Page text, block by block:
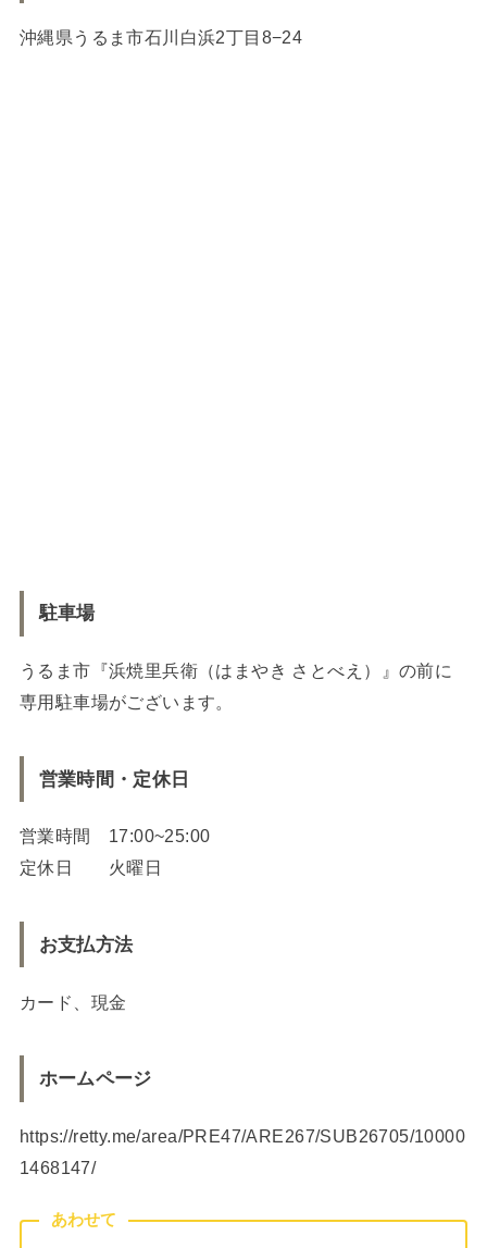
沖縄県うるま市石川白浜2丁目8−24
駐車場
うるま市『浜焼里兵衛（はまやき さとべえ）』の前に
専用駐車場がございます。
営業時間・定休日
営業時間 17:00~25:00
定休日 火曜日
お支払方法
カード、現金
ホームページ
https://retty.me/area/PRE47/ARE267/SUB26705/10000
1468147/
あわせて